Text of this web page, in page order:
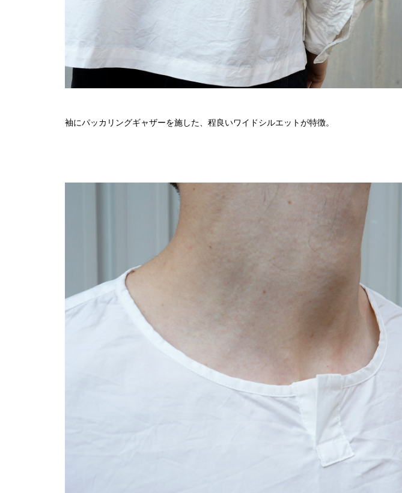
袖にパッカリングギャザーを施した、程良いワイドシルエットが特徴。